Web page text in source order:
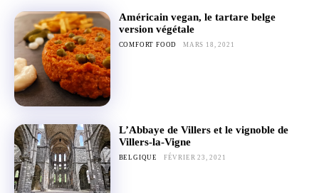
Américain vegan, le tartare belge
version végétale
COMFORT FOOD MARS 18, 2021
L’Abbaye de Villers et le vignoble de
Villers-la-Vigne
BELGIQUE FÉVRIER 23, 2021